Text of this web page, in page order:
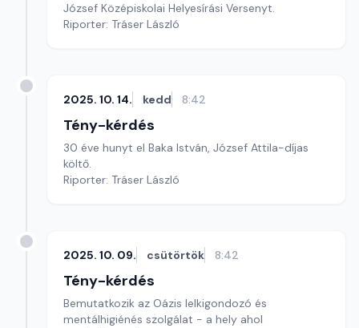
József Középiskolai Helyesírási Versenyt.
Riporter: Tráser László
2025. 10. 14. kedd 8:42
Tény-kérdés
30 éve hunyt el Baka István, József Attila-díjas
költő.
Riporter: Tráser László
2025. 10. 09. csütörtök 8:42
Tény-kérdés
Bemutatkozik az Oázis lelkigondozó és
mentálhigiénés szolgálat - a hely ahol